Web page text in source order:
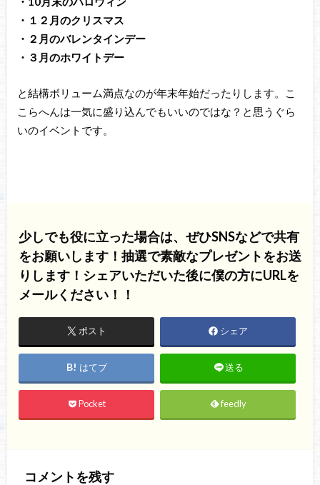
・１２月のクリスマス
・２月のバレンタインデー
・３月のホワイトデー
と結構ボリューム満点なのが年末年始だったりします。こ
こらへんは一気に盛り込んでもいいのではな？と思うぐら
いのイベントです。
少しでも役に立った場合は、ぜひSNSなどで共有
をお願いします！抽選で素敵なプレゼントをお送
りします！シェアいただいた後に僕の方にURLを
メールください！！
ポスト シェア
はてブ 送る
Pocket feedly
コメントを残す